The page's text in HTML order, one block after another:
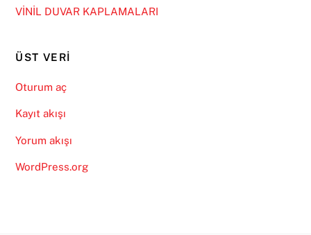
VİNİL DUVAR KAPLAMALARI
ÜST VERI
Oturum aç
Kayıt akışı
Yorum akışı
WordPress.org